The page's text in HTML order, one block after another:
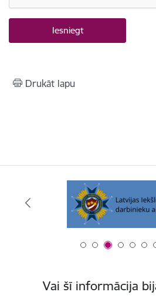
Drukāt lapu
Vai šī informācija